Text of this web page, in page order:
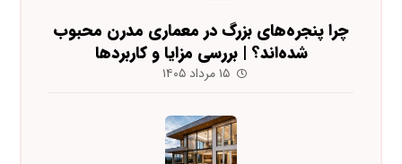
چرا پنجره‌های بزرگ در معماری مدرن محبوب
شده‌اند؟ | بررسی مزایا و کاربردها
۱۵ مرداد ۱۴۰۵